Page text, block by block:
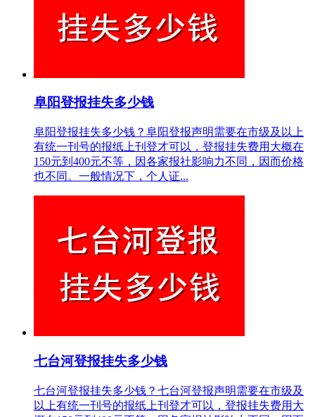
阜阳登报挂失多少钱
阜阳登报挂失多少钱？阜阳登报声明需要在市级及以上
有统一刊号的报纸上刊登才可以，登报挂失费用大概在
150元到400元不等，因各家报社影响力不同，因而价格
也不同。一般情况下，个人证...
七台河登报挂失多少钱
七台河登报挂失多少钱？七台河登报声明需要在市级及
以上有统一刊号的报纸上刊登才可以，登报挂失费用大